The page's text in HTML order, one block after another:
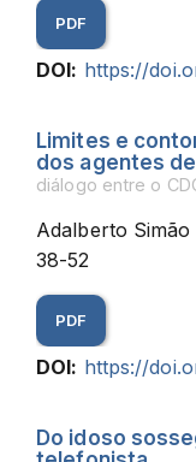
PDF
DOI: https://
Limites e
dos agentes
diálogo entre o
Adalberto Simão
38-52
PDF
DOI: https://
Do idoso